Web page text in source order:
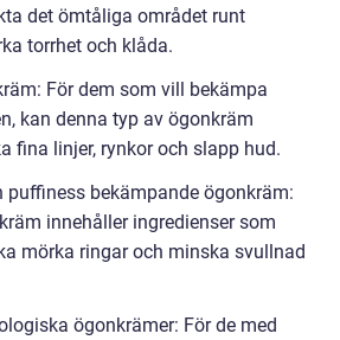
det ömtåliga området runt
torrhet och klåda.
För dem som vill bekämpa
kan denna typ av ögonkräm
fina linjer, rynkor och slapp hud.
puffiness bekämpande ögonkräm:
innehåller ingredienser som
mörka ringar och minska svullnad
ögonkrämer: För de med